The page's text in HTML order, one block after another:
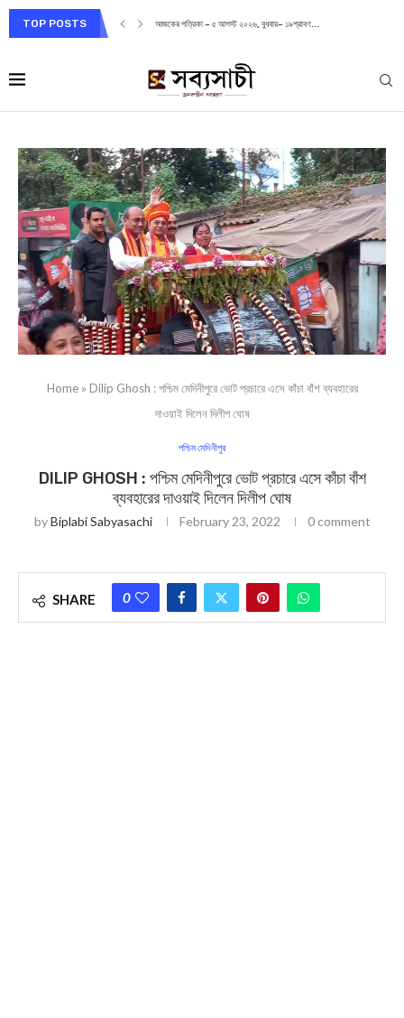
TOP POSTS আজকের পত্রিকা – ৫ আগস্ট ২০২৬, বুধবার– ১৯শ্রাবণ...
Home» Dilip Ghosh : পশ্চিম মেদিনীপুরে ভোট প্রচারে এসে কাঁচা বাঁশ ব্যবহারের
দাওয়াই দিলেন দিলীপ ঘোষ
পশ্চিম মেদিনীপুর
DILIP GHOSH : পশ্চিম মেদিনীপুরে ভোট প্রচারে এসে কাঁচা বাঁশ
ব্যবহারের দাওয়াই দিলেন দিলীপ ঘোষ
byBiplabi Sabyasachi February 23, 2022 0 comment
SHARE 0